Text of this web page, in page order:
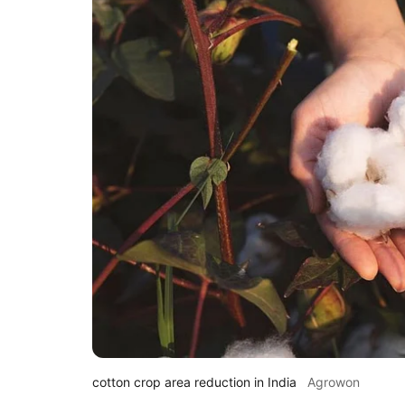
cotton crop area reduction in India Agrowon